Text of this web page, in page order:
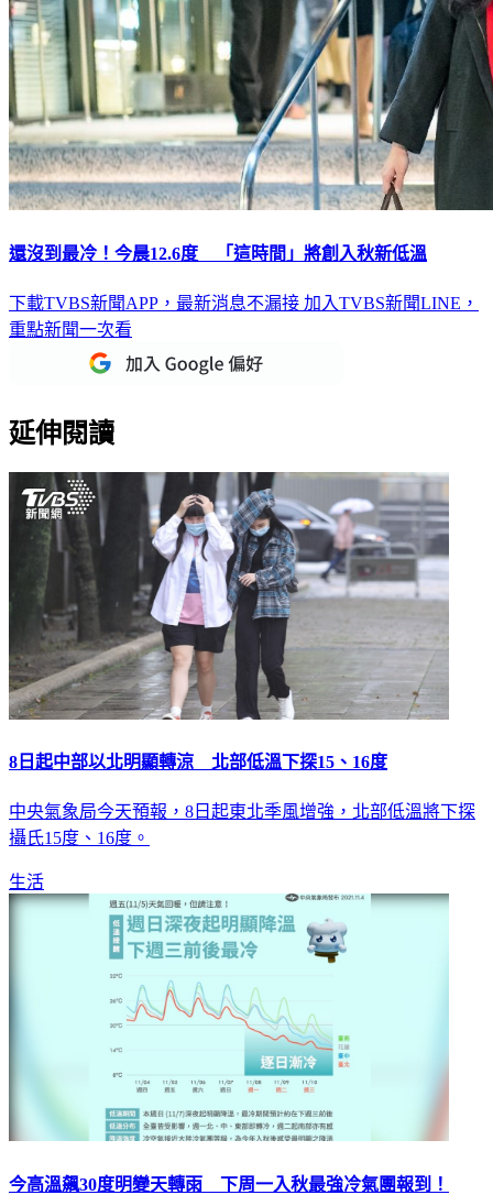
還沒到最冷！今晨12.6度 「這時間」將創入秋新低溫
下載TVBS新聞APP，最新消息不漏接 加入TVBS新聞LINE，
重點新聞一次看
延伸閱讀
8日起中部以北明顯轉涼 北部低溫下探15、16度
中央氣象局今天預報，8日起東北季風增強，北部低溫將下探
攝氏15度、16度。
生活
今高溫飆30度明變天轉雨 下周一入秋最強冷氣團報到！